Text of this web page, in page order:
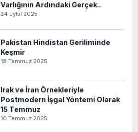
Varlığının Ardındaki Gerçek..
24 Eylül 2025
Pakistan Hindistan Geriliminde
Keşmir
18 Temmuz 2025
Irak ve İran Örnekleriyle
Postmodern İşgal Yöntemi Olarak
15 Temmuz
10 Temmuz 2025